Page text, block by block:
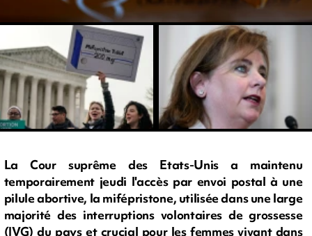
La Cour suprême des Etats-Unis a maintenu
temporairement jeudi l'accès par envoi postal à une
pilule abortive, la mifépristone, utilisée dans une large
majorité des interruptions volontaires de grossesse
(IVG) du pays et crucial pour les femmes vivant dans